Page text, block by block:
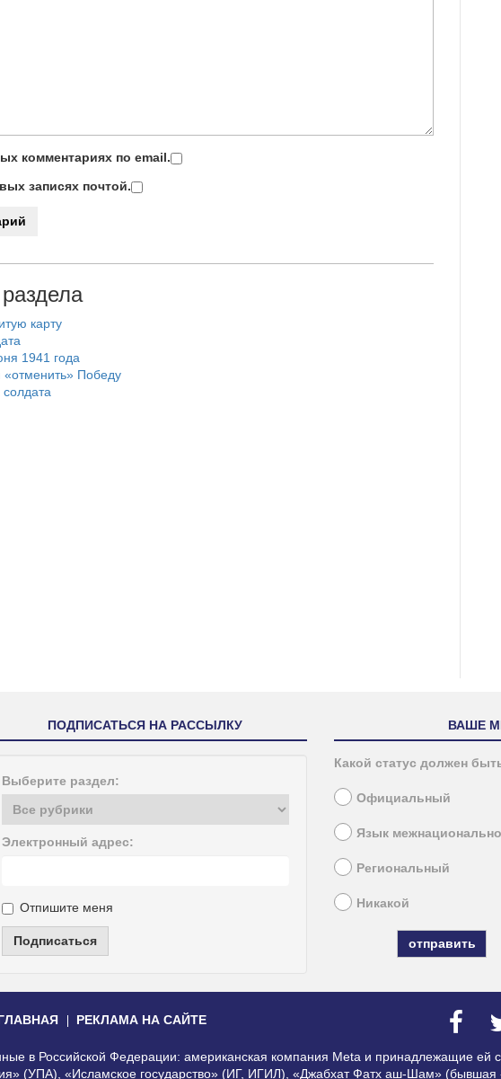
комментариях по email.
записях почтой.
карту
1941 года
Победу
ПОДПИСАТЬСЯ НА РАССЫЛКУ
Выберите раздел:
Электронный адрес:
Отпишите меня
Подписаться
ВАШЕ
Какой статус должен
Официальный
Язык
Региональный
Никакой
РЕКЛАМА НА САЙТЕ
в Российской Федерации: американская компания Meta и принадлежащие ей
(УПА), «Исламское государство» (ИГ, ИГИЛ), «Джабхат Фатх аш-Шам» (бывшая